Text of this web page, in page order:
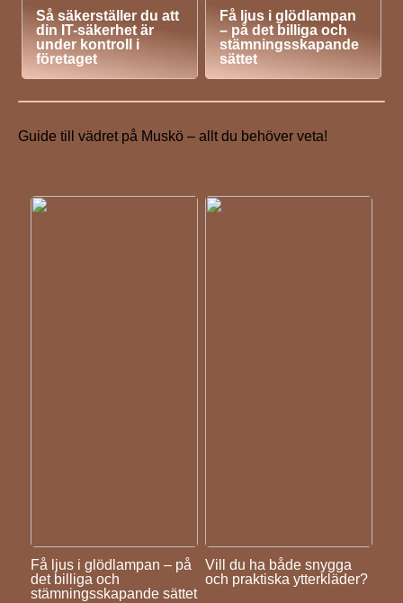
Så säkerställer du att
din IT-säkerhet är
under kontroll i
företaget
Få ljus i glödlampan
– på det billiga och
stämningsskapande
sättet
Guide till vädret på Muskö – allt du behöver veta!
Få ljus i glödlampan – på
det billiga och
stämningsskapande sättet
Vill du ha både snygga
och praktiska ytterkläder?